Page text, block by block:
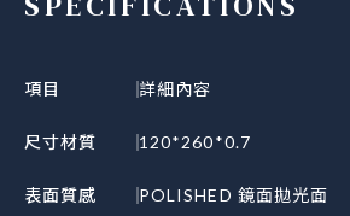
項目 詳細內容
尺寸材質 120*260*0.7
表面質感 POLISHED 鏡面拋光面